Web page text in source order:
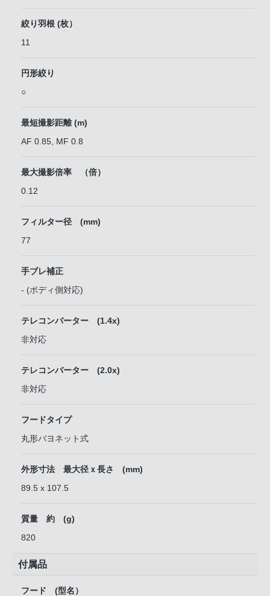
絞り羽根 (枚）
11
円形絞り
○
最短撮影距離 (m)
AF 0.85, MF 0.8
最大撮影倍率 （倍）
0.12
フィルター径 (mm)
77
手ブレ補正
- (ボディ側対応)
テレコンバーター (1.4x)
非対応
テレコンバーター (2.0x)
非対応
フードタイプ
丸形バヨネット式
外形寸法 最大径ｘ長さ (mm)
89.5 x 107.5
質量 約 (g)
820
付属品
フード (型名）